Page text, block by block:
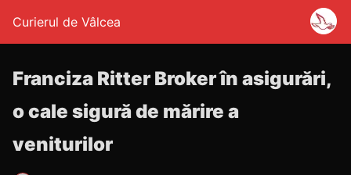
Curierul de Vâlcea
Franciza Ritter Broker în asigurări,
o cale sigură de mărire a
veniturilor